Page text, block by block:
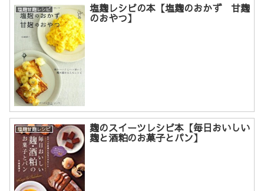
塩麹甘麹レシピ 塩麹レシピの本【塩麹のおかず 甘麹
のおやつ】
塩麹甘麹レシピ 麹のスイーツレシピ本【毎日おいしい
麹と酒粕のお菓子とパン】